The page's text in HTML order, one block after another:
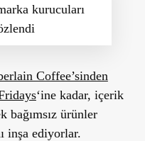
kurucuları
Coffee’sinden
‘ine kadar, içerik
ürünler
inşa ediyorlar.